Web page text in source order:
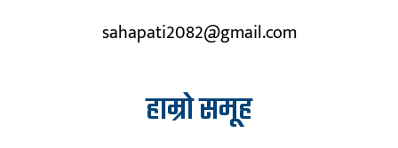
sahapati2082@gmail.com
हाम्रो समूह